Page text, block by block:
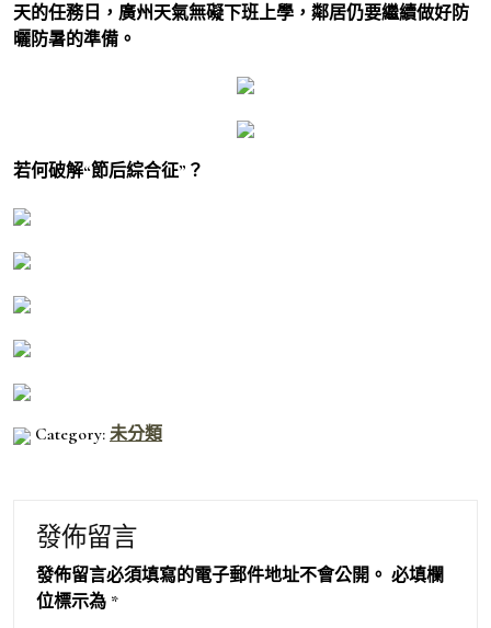
天的任務日，廣州天氣無礙下班上學，鄰居仍要繼續做好防
曬防暑的準備。
若何破解“節后綜合征”？
Category: 未分類
發佈留言
發佈留言必須填寫的電子郵件地址不會公開。 必填欄
位標示為 *